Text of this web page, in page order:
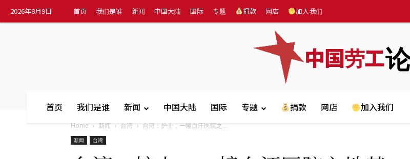
2026年8月9日 首页 我们是谁 新闻 中国大陆 国际 专题 捐款 网店 加入我们
中国劳工
首页 我们是谁 新闻 中国大陆 国际 专题 捐款 网店 加入我们
Home 新闻 台湾 台湾：护士，一幢血汗医院之...
新闻 台湾